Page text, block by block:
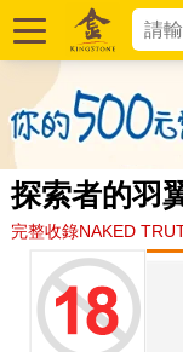
探索者的羽
完整收錄NAKED